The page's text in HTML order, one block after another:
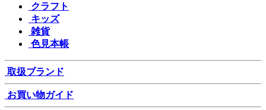
クラフト
キッズ
雑貨
色見本帳
取扱ブランド
お買い物ガイド